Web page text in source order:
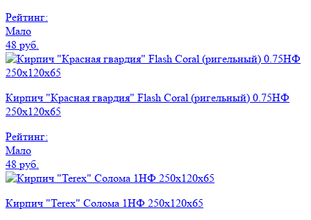
Рейтинг:
Мало
48 руб.
Кирпич "Красная гвардия" Flash Coral (ригельный) 0.75НФ
250x120x65
Рейтинг:
Мало
48 руб.
Кирпич "Terex" Солома 1НФ 250х120х65